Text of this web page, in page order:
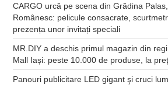
CARGO urcă pe scena din Grădina
Românesc: pelicule consacrate,
prezența unor invitați speciali
MR.DIY a deschis primul magazin din
Mall Iași: peste 10.000 de produse, la
Panouri publicitare LED gigant şi cruci